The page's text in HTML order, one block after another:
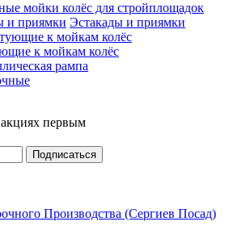
мойки колёс для стройплощадок
Эстакады и приямки
к мойкам колёс
рампа
первым
Производства (Сергиев Посад)